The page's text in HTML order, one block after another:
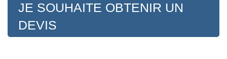
JE SOUHAITE OBTENIR UN
DEVIS